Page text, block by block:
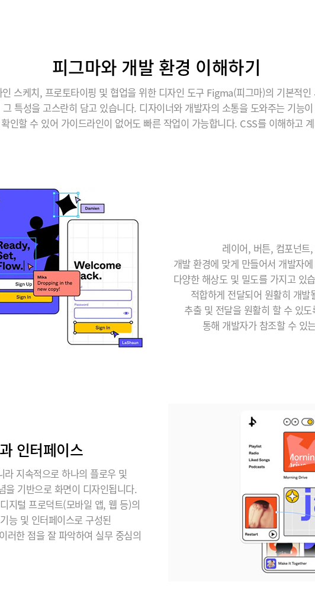
피그마와 개발 환경 이해하기
스케치, 프로토타이핑 및 협업을 위한 디자인 도구 Figma(피그마)의 기본적
특성을 고스란히 담고 있습니다. 디자이너와 개발자의 소통을 도와주는 기능
인할 수 있어 가이드라인이 없어도 빠른 작업이 가능합니다. CSS를 이해하고
레이어, 버튼, 컴포넌트
개발 환경에 맞게 만들어서 개발자
다양한 해상도 및 밀도를 가지고 있
적합하게 전달되어 원활히 개
추출 및 전달을 원활히 할 수 있
통해 개발자가 참조할 수 있
인터페이스
지속적으로 하나의 플로우 및
을 기반으로 화면이 디자인됩니다.
지털 프로덕트(모바일 앱, 웹 등)의
능 및 인터페이스로 구성된
러한 점을 잘 파악하여 실무 중심의